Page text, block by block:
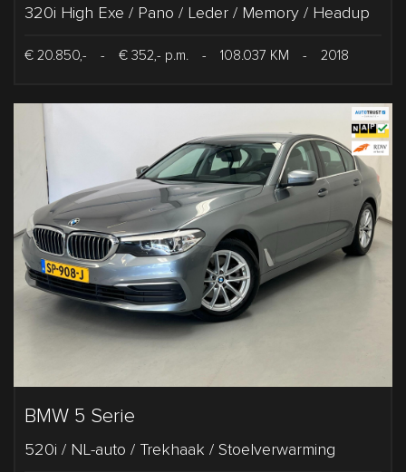
320i High Exe / Pano / Leder / Memory / Headup
€ 20.850,- - € 352,- p.m. - 108.037 KM - 2018
BMW 5 Serie
520i / NL-auto / Trekhaak / Stoelverwarming